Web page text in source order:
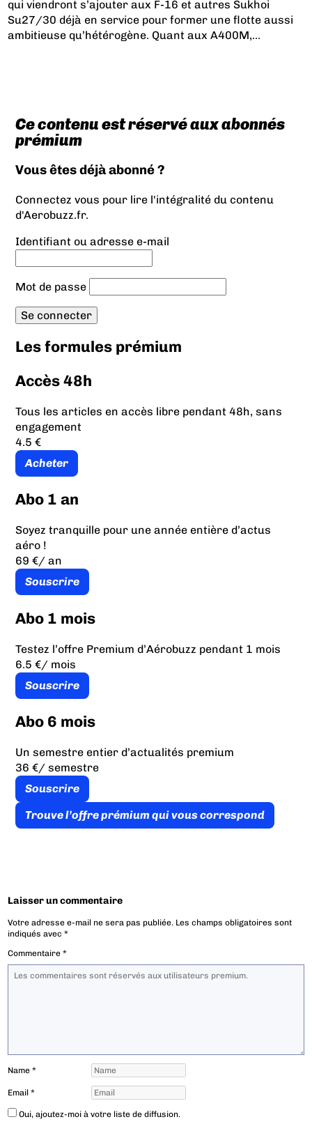
qui viendront s’ajouter aux F-16 et autres Sukhoi
Su27/30 déjà en service pour former une flotte aussi
ambitieuse qu’hétérogène. Quant aux A400M,...
Ce contenu est réservé aux abonnés
prémium
Vous êtes déjà abonné ?
Connectez vous pour lire l'intégralité du contenu
d'Aerobuzz.fr.
Identifiant ou adresse e-mail
Mot de passe
Les formules prémium
Accès 48h
Tous les articles en accès libre pendant 48h, sans
engagement
4.5 €
Acheter
Abo 1 an
Soyez tranquille pour une année entière d’actus
aéro !
69 €/ an
Souscrire
Abo 1 mois
Testez l’offre Premium d’Aérobuzz pendant 1 mois
6.5 €/ mois
Souscrire
Abo 6 mois
Un semestre entier d’actualités premium
36 €/ semestre
Souscrire
Trouve l’offre prémium qui vous correspond
Laisser un commentaire
Votre adresse e-mail ne sera pas publiée. Les champs obligatoires sont
indiqués avec*
Commentaire*
Name*
Email*
Oui, ajoutez-moi à votre liste de diffusion.